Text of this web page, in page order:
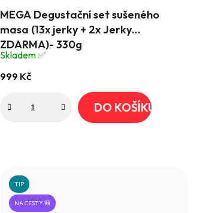
hodnocení
produktu
je
z
hvězdiček.
MEGA Degustační set sušeného
masa (13x jerky + 2x Jerky
ZDARMA)- 330g
Skladem ✅️
999 Kč
DO KOŠÍKU
TIP
NA CESTY 🎒